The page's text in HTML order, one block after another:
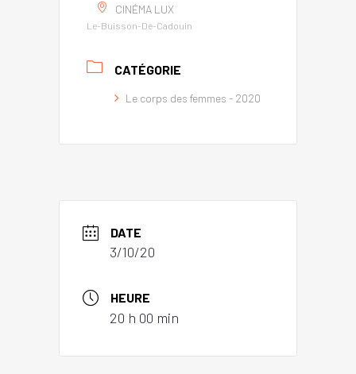
CINÉMA LUX
Le-Buisson-De-Cadouin
CATÉGORIE
Le corps des femmes - 2020
DATE
3/10/20
HEURE
20 h 00 min